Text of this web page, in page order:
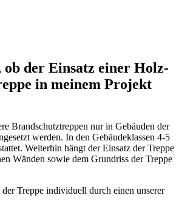
der Einsatz einer Holz-
in meinem Projekt
Brandschutztreppen nur in Gebäuden der
werden. In den Gebäudeklassen 4-5
Weiterhin hängt der Einsatz der Treppe
Wänden sowie dem Grundriss der Treppe
der Treppe individuell durch einen unserer